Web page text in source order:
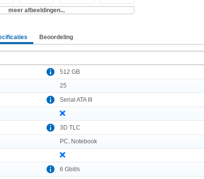
meer afbeeldingen...
Beoordeling
512 GB
25
Serial ATA III
3D TLC
PC, Notebook
6 Gbit/s